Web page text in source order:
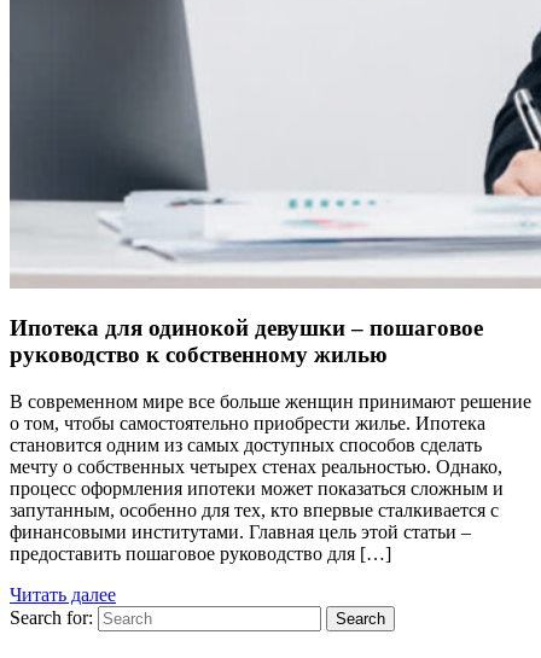
Ипотека для одинокой девушки – пошаговое
руководство к собственному жилью
В современном мире все больше женщин принимают решение
о том, чтобы самостоятельно приобрести жилье. Ипотека
становится одним из самых доступных способов сделать
мечту о собственных четырех стенах реальностью. Однако,
процесс оформления ипотеки может показаться сложным и
запутанным, особенно для тех, кто впервые сталкивается с
финансовыми институтами. Главная цель этой статьи –
предоставить пошаговое руководство для […]
Читать далее
Search for:
Search